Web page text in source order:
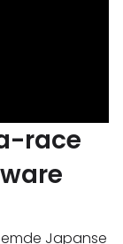
race
Japanse